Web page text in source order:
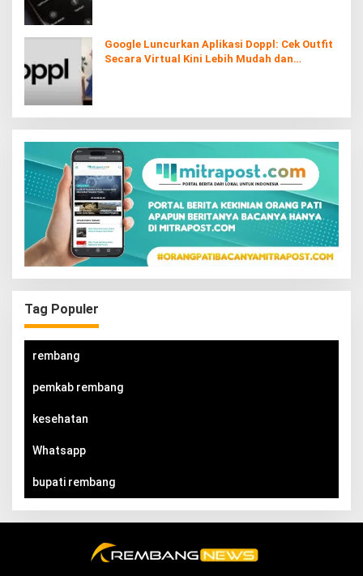
Google Luncurkan Aplikasi Doppl: Cek Outfit
Secara Virtual Kini Lebih Mudah dan
Tag Populer
rembang
pemkab rembang
kesehatan
Whatsapp
bupati rembang